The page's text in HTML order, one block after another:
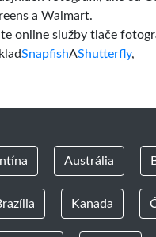
a Walmart.
online služby tlače
SnapfishAShutterfly,
Austrália
Kanada